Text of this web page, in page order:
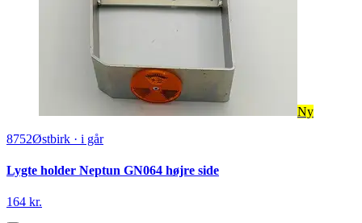
Ny
8752Østbirk · i går
Lygte holder Neptun GN064 højre side
164 kr.